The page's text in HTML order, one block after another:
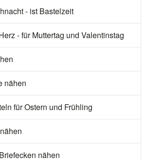
- ist Bastelzeit
- für Muttertag und Valentinstag
nähen
für Ostern und Frühling
nähen